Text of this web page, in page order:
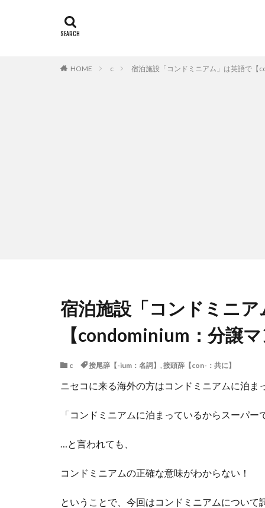
HOME c 宿泊施設「コンドミニアム」は英語で【
宿泊施設「コンドミニ
【condominium：分譲
c 接尾辞【-ium：名詞】 , 接頭辞【con-：共に】
ニセコに来る海外の方はコンドミニアムに泊ま
「コンドミニアムに泊まっているからスーパ
…と言われても、
コンドミニアムの正確な意味がわからない！
ということで、今回はコンドミニアムについて